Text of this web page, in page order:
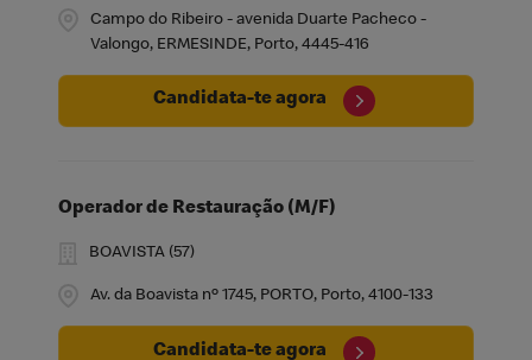
Campo do Ribeiro - avenida Duarte Pacheco -
Valongo, ERMESINDE, Porto, 4445-416
Candidata-te agora
Operador de Restauração (M/F)
Av. da Boavista nº 1745, PORTO, Porto, 4100-133
BOAVISTA (57)
Candidata-te agora